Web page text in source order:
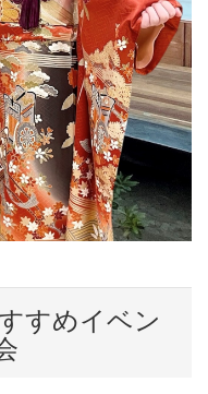
すめイベン